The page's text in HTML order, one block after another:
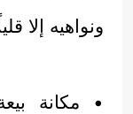
ونواهيه إلا
• مكانة